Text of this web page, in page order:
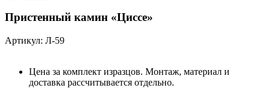
Пристенный камин «Циссе»
Артикул: Л-59
Цена за комплект изразцов. Монтаж, материал и
доставка рассчитывается отдельно.